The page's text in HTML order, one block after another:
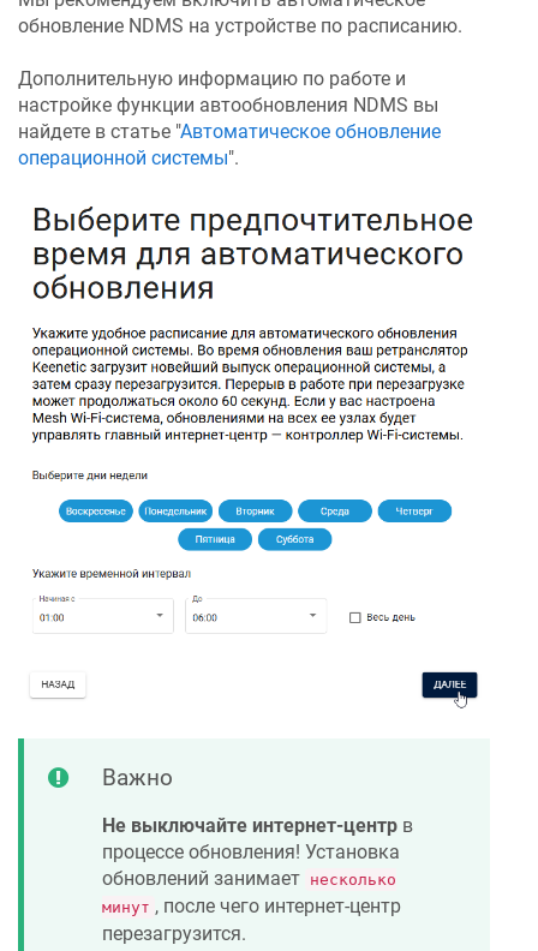
обновление NDMS на устройстве по расписанию.
Дополнительную информацию по работе и
настройке функции автообновления NDMS вы
найдете в статье "Автоматическое обновление
операционной системы".
Важно
Не выключайте интернет-центр в
процессе обновления! Установка
обновлений занимает несколько
минут , после чего интернет-центр
перезагрузится.